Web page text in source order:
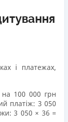
і платежах,
на 100 000 грн
платіж: 3 050
3 050 × 36 =